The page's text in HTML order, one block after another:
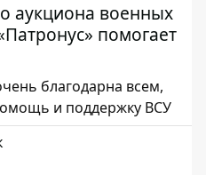
аукциона военных
помогает
благодарна всем,
и поддержку ВСУ